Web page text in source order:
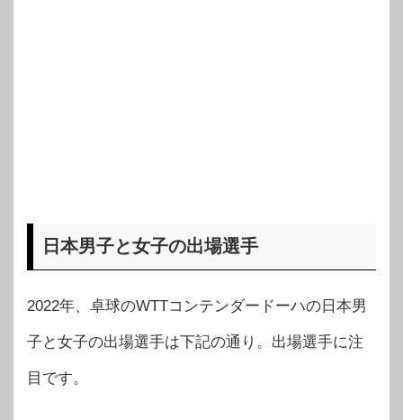
日本男子と女子の出場選手
2022年、卓球のWTTコンテンダードーハの日本男
子と女子の出場選手は下記の通り。出場選手に注
目です。